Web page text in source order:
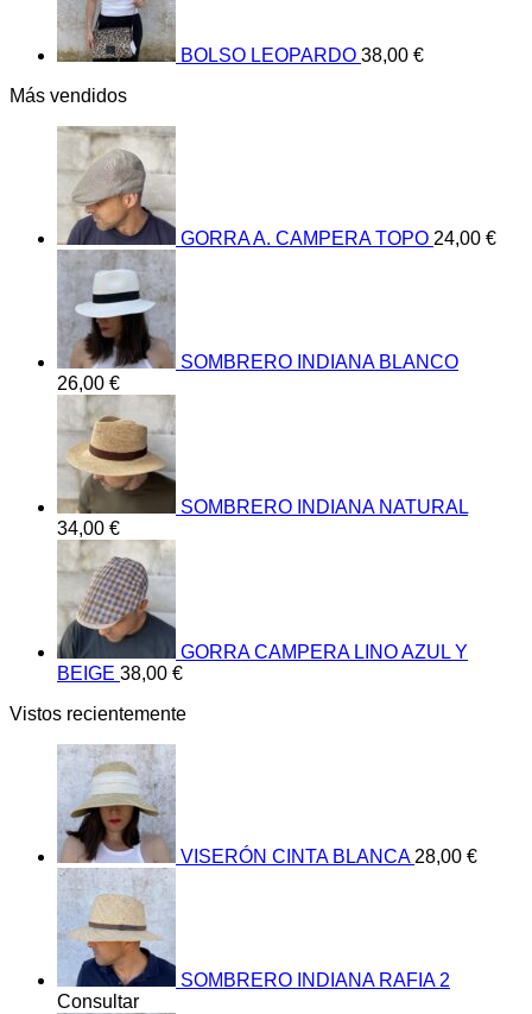
BOLSO LEOPARDO 38,00 €
Más vendidos
GORRA A. CAMPERA TOPO 24,00 €
SOMBRERO INDIANA BLANCO
26,00 €
SOMBRERO INDIANA NATURAL
34,00 €
GORRA CAMPERA LINO AZUL Y
BEIGE 38,00 €
Vistos recientemente
VISERÓN CINTA BLANCA 28,00 €
SOMBRERO INDIANA RAFIA 2
Consultar